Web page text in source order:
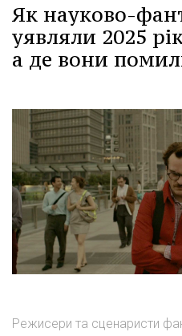
Як науково-
уявляли 2025
а де вони
Режисери та сценаристи